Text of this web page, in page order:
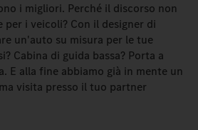
i migliori. Perché il discorso non
per i veicoli? Con il designer di
un'auto su misura per le tue
Cabina di guida bassa? Porta a
E alla fine abbiamo già in mente un
visita presso il tuo partner